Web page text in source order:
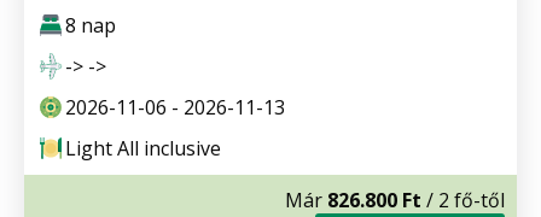
8 nap
-> ->
2026-11-06 - 2026-11-13
Light All inclusive
Már 826.800 Ft / 2 fő-től